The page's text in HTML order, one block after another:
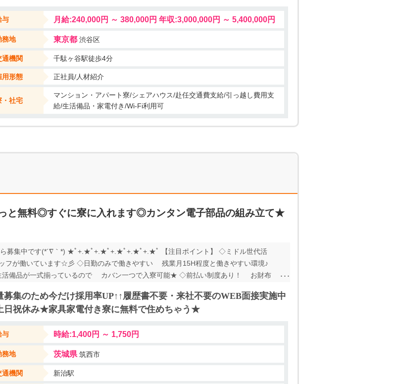
与 月給:240,000円 ～ 380,000円 年収:3,000,000円 ～ 5,400,000円
務地 東京都渋谷区
通機関 千駄ヶ谷駅徒歩4分
用形態 正社員/人材紹介
・社宅
マンション・アパート寮/シェアハウス/赴任交通費支給/引っ越し費用支
給/生活備品・家電付き/Wi-Fi利用可
と無料◎すぐに寮に入れます◎カンタン電子部品の組み立て★
ら募集中です(*´∇｀*) ★ﾟ+.★ﾟ+.★ﾟ+.★ﾟ+.★ﾟ+.★ﾟ 【注目ポイント】 ◇ミドル世代活
が働いています☆彡 ◇日勤のみで働きやすい 残業月15H程度と働きやすい環境♪
品が一式揃っているので カバン一つで入寮可能★ ◇前払い制度あり！ お財布
経験の方も大歓迎！ 電動ドリルなど工具を使った作業なので 未経験の方でも安
お気軽にご応募ください♪ お待ちしています！
募集のため今だけ採用率UP↑↑履歴書不要・来社不要のWEB面接実施中
祝休み★家具家電付き寮に無料で住めちゃう★
与 時給:1,400円 ～ 1,750円
務地 茨城県筑西市
通機関 新治駅